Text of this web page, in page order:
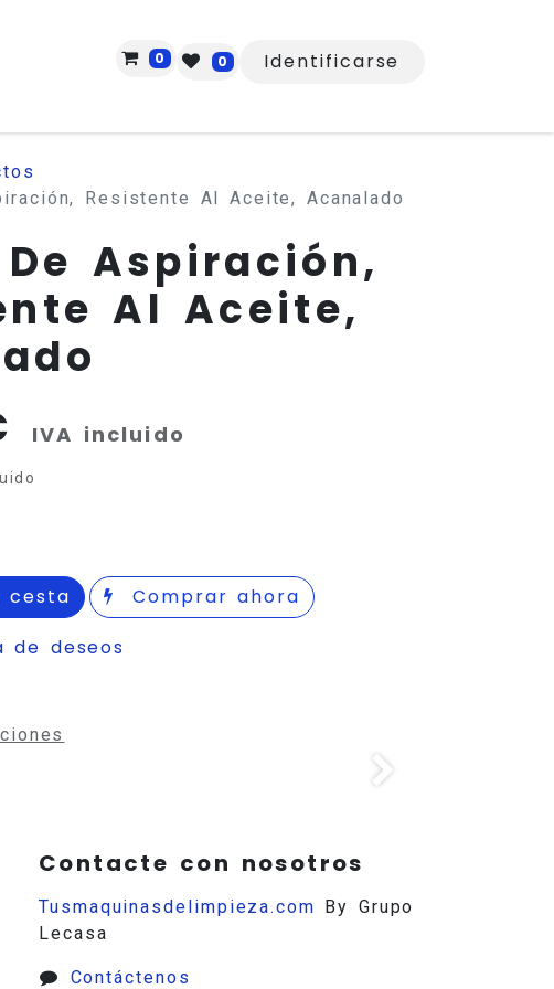
0 0 Identificarse
Resistente Al Aceite, Acanalado
Aspiración,
Al Aceite,
IVA incluido
cesta
Comprar ahora
de deseos
Contacte con nosotros
Tusmaquinasdelimpieza.com By Grupo
Lecasa
Contáctenos